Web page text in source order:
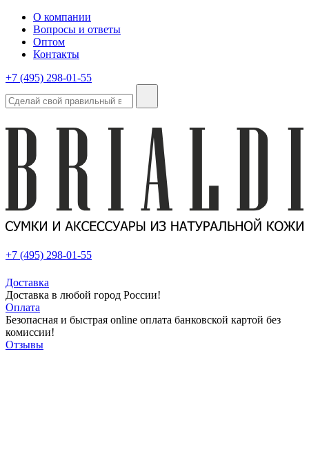
О компании
Вопросы и ответы
Оптом
Контакты
+7 (495) 298-01-55
+7 (495) 298-01-55
Доставка
Доставка в любой город России!
Оплата
Безопасная и быстрая online оплата банковской картой без
комиссии!
Отзывы